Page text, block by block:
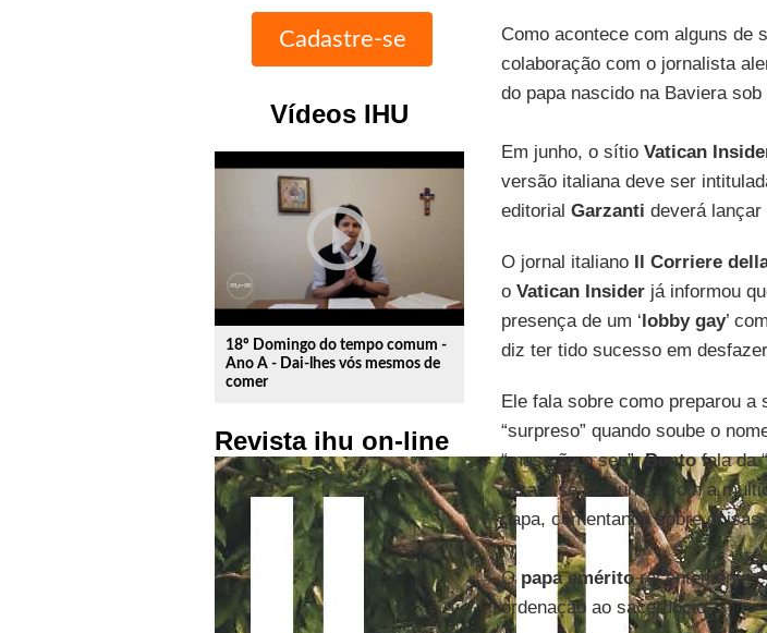
Vídeos IHU
play_circle_outline
18º Domingo do tempo comum -
Ano A - Dai-lhes vós mesmos de
comer
Revista ihu on-line
Como acontece com alguns de
colaboração com o jornalista
do papa nascido na Baviera
Em junho, o sítio Vatican
versão italiana deve ser
editorial Garzanti deverá
O jornal italiano Il Corriere
o Vatican Insiderjá informou
presença de um ‘lobby gay’
diz ter tido sucesso em
Ele fala sobre como preparou a
“surpreso” quando soube o
“mas não o seu”.Bentofala da
reza e se comunica com a
papa, comentando sobre
O papa eméritorecentemente
ordenação ao sacerdócio.